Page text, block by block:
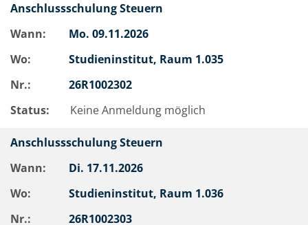
Anschlussschulung Steuern
Wann:
Mo. 09.11.2026
Wo:
Studieninstitut, Raum 1.035
Nr.:
26R1002302
Status:
Keine Anmeldung möglich
Anschlussschulung Steuern
Wann:
Di. 17.11.2026
Wo:
Studieninstitut, Raum 1.036
Nr.:
26R1002303